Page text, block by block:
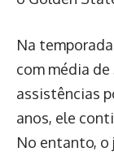
Na
com média
assistências
anos, ele
No entanto, o